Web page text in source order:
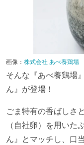
画像： 株式会社 あべ養鶏場
そんな『あべ養鶏場
ん』が登場！
ごま特有の香ばしさ
（自社卵）を用いた
ん』とマッチし、口